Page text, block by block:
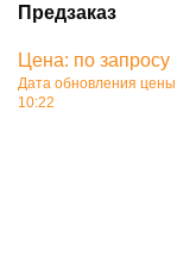
Предзаказ
Цена: по запросу
Дата обновления
10:22